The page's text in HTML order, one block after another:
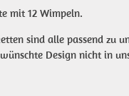
mit 12 Wimpeln.
sind alle passend zu
Design nicht in